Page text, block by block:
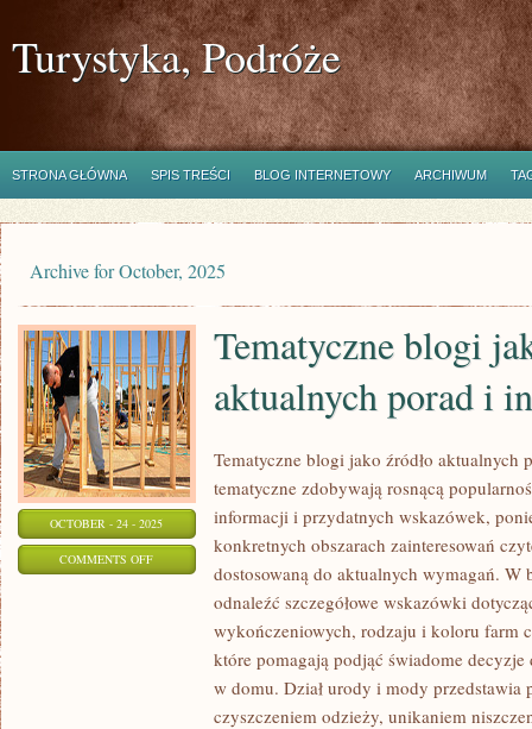
Turystyka, Podróże
STRONA GŁÓWNA SPIS TREŚCI BLOG INTERNETOWY ARCHIWUM
Archive for October, 2025
OCTOBER - 24 - 2025
COMMENTS OFFON
Tematyczne blogi
aktualnych porad i
Tematyczne blogi jako źródło
tematyczne zdobywają rosnącą
informacji i przydatnych wskazówek,
konkretnych obszarach zainteresowań
dostosowaną do aktualnych wymagań. W
odnaleźć szczegółowe wskazówki
wykończeniowych, rodzaju i koloru farm
które pomagają podjąć świadome
w domu. Dział urody i mody przedstawia
czyszczeniem odzieży, unikaniem